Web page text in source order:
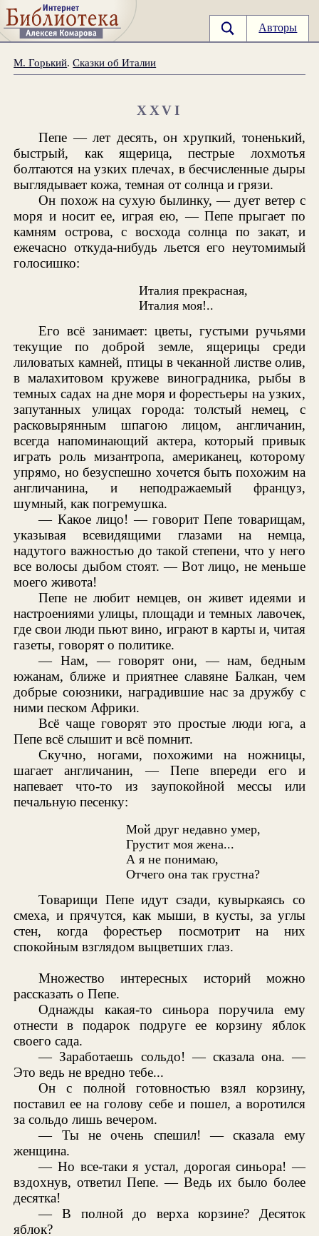
Авторы
М. Горький.Сказки об Италии
XXVI
Пепе — лет десять, он хрупкий, тоненький,
быстрый, как ящерица, пестрые лохмотья
болтаются на узких плечах, в бесчисленные дыры
выглядывает кожа, темная от солнца и грязи.
Он похож на сухую былинку, — дует ветер с
моря и носит ее, играя ею, — Пепе прыгает по
камням острова, с восхода солнца по закат, и
ежечасно откуда-нибудь льется его неутомимый
голосишко:
Италия прекрасная,
Италия моя!..
Его всё занимает: цветы, густыми ручьями
текущие по доброй земле, ящерицы среди
лиловатых камней, птицы в чеканной листве олив,
в малахитовом кружеве виноградника, рыбы в
темных садах на дне моря и форестьеры на узких,
запутанных улицах города: толстый немец, с
расковырянным шпагою лицом, англичанин,
всегда напоминающий актера, который привык
играть роль мизантропа, американец, которому
упрямо, но безуспешно хочется быть похожим на
англичанина, и неподражаемый француз,
шумный, как погремушка.
— Какое лицо! — говорит Пепе товарищам,
указывая всевидящими глазами на немца,
надутого важностью до такой степени, что у него
все волосы дыбом стоят. — Вот лицо, не меньше
моего живота!
Пепе не любит немцев, он живет идеями и
настроениями улицы, площади и темных лавочек,
где свои люди пьют вино, играют в карты и, читая
газеты, говорят о политике.
— Нам, — говорят они, — нам, бедным
южанам, ближе и приятнее славяне Балкан, чем
добрые союзники, наградившие нас за дружбу с
ними песком Африки.
Всё чаще говорят это простые люди юга, а
Пепе всё слышит и всё помнит.
Скучно, ногами, похожими на ножницы,
шагает англичанин, — Пепе впереди его и
напевает что-то из заупокойной мессы или
печальную песенку:
Мой друг недавно умер,
Грустит моя жена...
А я не понимаю,
Отчего она так грустна?
Товарищи Пепе идут сзади, кувыркаясь со
смеха, и прячутся, как мыши, в кусты, за углы
стен, когда форестьер посмотрит на них
спокойным взглядом выцветших глаз.
Множество интересных историй можно
рассказать о Пепе.
Однажды какая-то синьора поручила ему
отнести в подарок подруге ее корзину яблок
своего сада.
— Заработаешь сольдо! — сказала она. —
Это ведь не вредно тебе...
Он с полной готовностью взял корзину,
поставил ее на голову себе и пошел, а воротился
за сольдо лишь вечером.
— Ты не очень спешил! — сказала ему
женщина.
— Но все-таки я устал, дорогая синьора! —
вздохнув, ответил Пепе. — Ведь их было более
десятка!
— В полной до верха корзине? Десяток
яблок?